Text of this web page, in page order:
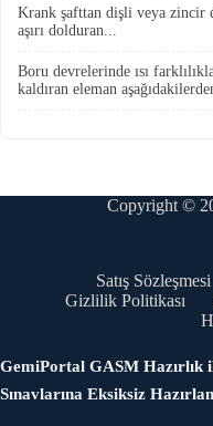
Krank şafttan dişli veya zincir
aşırı dolduran...
Boru devrelerinde ısı
kaldıran eleman
Copyright ©
Satış Sözleşmesi
Gizlilik Politikası
GemiPortal GASM Hazırlık
Sınavlarına Eksiksiz